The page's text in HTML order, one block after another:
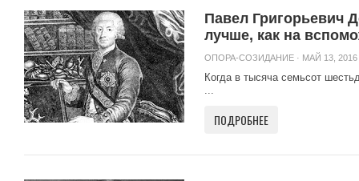
Павел Григорьевич
лучше, как на
ОПОРА-СОЗИДАНИЕ · МАЙ 13, 2016
Когда в тысяча семьсот
...
ПОДРОБНЕЕ